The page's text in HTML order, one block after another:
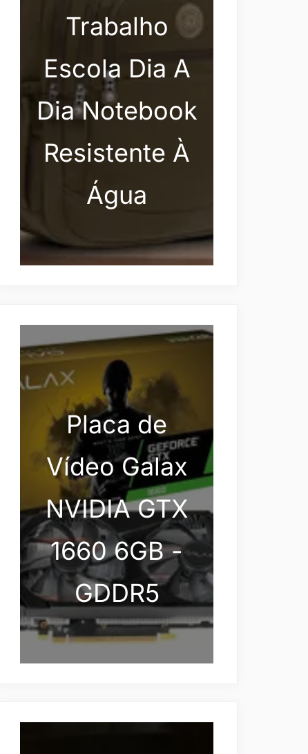
Trabalho
Escola Dia A
Dia Notebook
Resistente À
Água
Placa de
Vídeo Galax
NVIDIA GTX
1660 6GB -
GDDR5